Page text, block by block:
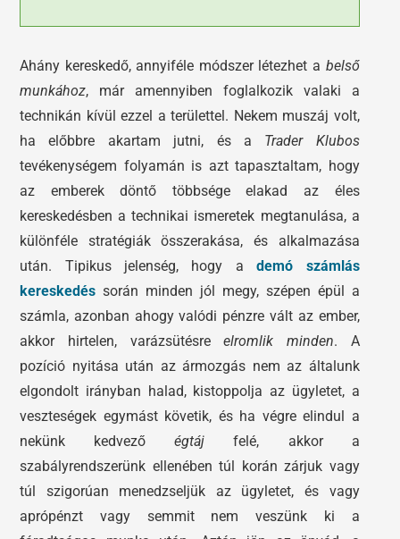
Ahány kereskedő, annyiféle módszer létezhet a belső
munkához, már amennyiben foglalkozik valaki a
technikán kívül ezzel a területtel. Nekem muszáj volt,
ha előbbre akartam jutni, és a Trader Klubos
tevékenységem folyamán is azt tapasztaltam, hogy
az emberek döntő többsége elakad az éles
kereskedésben a technikai ismeretek megtanulása, a
különféle stratégiák összerakása, és alkalmazása
után. Tipikus jelenség, hogy ademó számlás
kereskedés során minden jól megy, szépen épül a
számla, azonban ahogy valódi pénzre vált az ember,
akkor hirtelen, varázsütésreelromlik minden. A
pozíció nyitása után az ármozgás nem az általunk
elgondolt irányban halad, kistoppolja az ügyletet, a
veszteségek egymást követik, és ha végre elindul a
nekünk kedvezőégtáj felé, akkor a
szabályrendszerünk ellenében túl korán zárjuk vagy
túl szigorúan menedzseljük az ügyletet, és vagy
aprópénzt vagy semmit nem veszünk ki a